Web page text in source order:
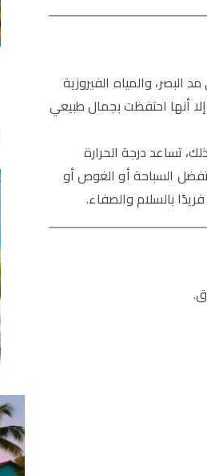
البصر، والمياه الفيروزية
أنها احتفظت بجمال طبيعي
تساعد درجة الحرارة
السباحة أو الغوص أو
بالسلام والصفاء.